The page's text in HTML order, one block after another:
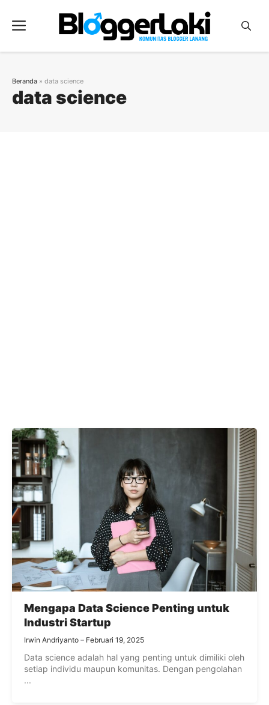
Menu
data science
Beranda » data science
Mengapa Data Science Penting untuk
Industri Startup
Irwin Andriyanto Februari 19, 2025
Data science adalah hal yang penting untuk dimiliki oleh
setiap individu maupun komunitas. Dengan pengolahan
...